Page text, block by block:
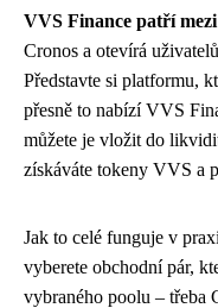
VVS Finance patří
Cronos a otevírá
Představte si platformu,
přesně to nabízí VVS
můžete je vložit do
získáváte tokeny VVS a
Jak to celé funguje v
vyberete obchodní pár,
vybraného poolu –